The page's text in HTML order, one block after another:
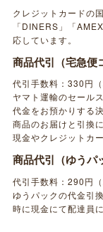
クレジットカードの
「DINERS」「
応しています。
商品代引（宅急便
代引手数料：330円（
ヤマト運輸のセール
代金をお預かりする
商品のお届けと引換
現金やクレジットカ
商品代引（ゆうパ
代引手数料：290円（
ゆうパックの代金引
時に現金にて配達員